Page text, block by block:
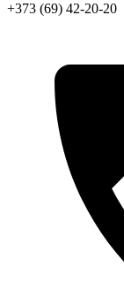
+373 (69) 42-20-20